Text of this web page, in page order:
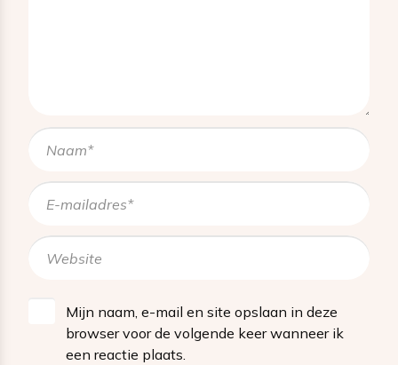
Mijn naam, e-mail en site opslaan in deze
browser voor de volgende keer wanneer ik
een reactie plaats.